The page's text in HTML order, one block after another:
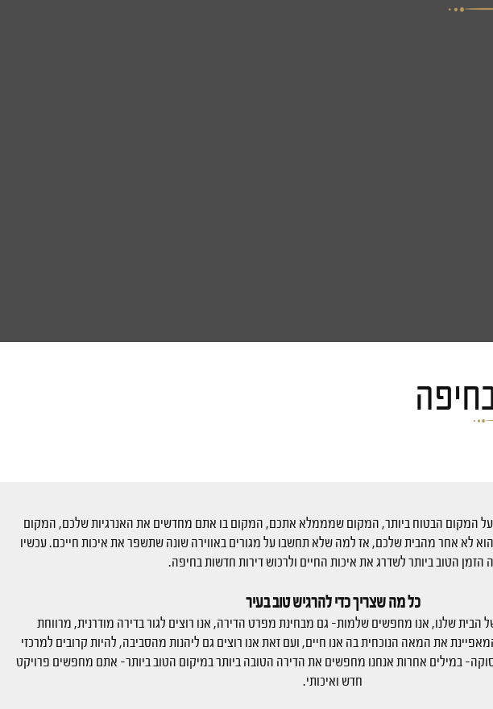
על המקום הבטוח ביותר, המקום שמממלא אתכם, המקום בו אתם מחדשים את האנרגיות שלכם, המקום
לא אחר מהבית שלכם, אז למה שלא תחשבו על מגורים באווירה שונה שתשפר את איכות חייכם. עכשיו
הזמן הטוב ביותר לשדרג את איכות החיים ולרכוש דירות חדשות בחיפה.
כל מה שצריך כדי להרגיש טוב בעיר
הבית שלנו, אנו מחפשים שלמות- גם מבחינת מפרט הדירה, אנו רוצים לגור בדירה מודרנית, מרווחת
את המאה הנוכחית בה אנו חיים, ועם זאת אנו רוצים גם ליהנות מהסביבה, להיות קרובים למרכזי
במילים אחרות אנחנו מחפשים את הדירה הטובה ביותר במיקום הטוב ביותר- אתם מחפשים פרויקט
חדש ואיכותי.